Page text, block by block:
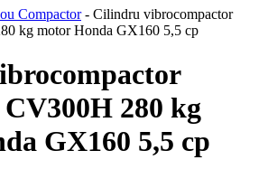
Compactor- Cilindru vibrocompactor
kg motor Honda GX160 5,5 cp
280 kg
GX160 5,5 cp